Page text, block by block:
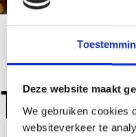
Deze website maakt
We gebruiken cookies
websiteverkeer te